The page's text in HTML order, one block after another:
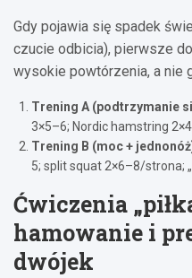
Gdy pojawia się spadek
czucie odbicia), pierwsze
wysokie powtórzenia, a nie
Trening A (podtrzymanie
3×5–6; Nordic hamstring
Trening B (moc +
5; split squat 2×6–8/strona;
Ćwiczenia
hamowanie i
dwójek